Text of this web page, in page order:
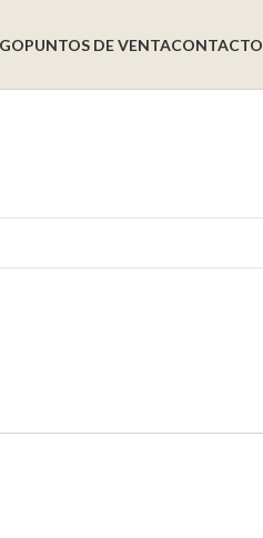
PUNTOS DE VENTACONTACTO